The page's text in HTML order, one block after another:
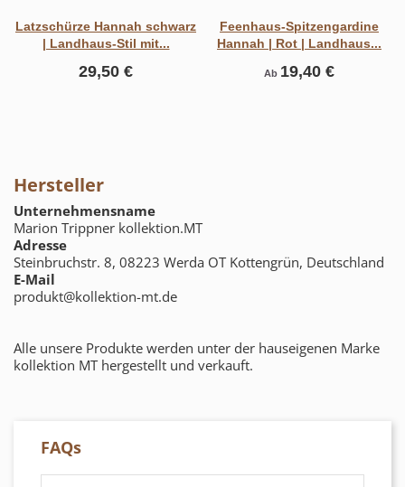
Latzschürze Hannah schwarz
| Landhaus-Stil mit...
29,50 €
Feenhaus-Spitzengardine
Hannah | Rot | Landhaus...
Ab 19,40 €
Hersteller
Unternehmensname
Marion Trippner kollektion.MT
Adresse
Steinbruchstr. 8, 08223 Werda OT Kottengrün, Deutschland
E-Mail
produkt@kollektion-mt.de
Alle unsere Produkte werden unter der hauseigenen Marke
kollektion MT hergestellt und verkauft.
FAQs